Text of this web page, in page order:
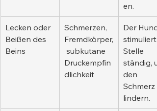
en.
Lecken oder
Beißen des
Beins
Schmerzen,
Fremdkörper,
subkutane
Druckempfin
dlichkeit
Der Hund
stimuliert
Stelle
ständig,
den
Schmerz
lindern.